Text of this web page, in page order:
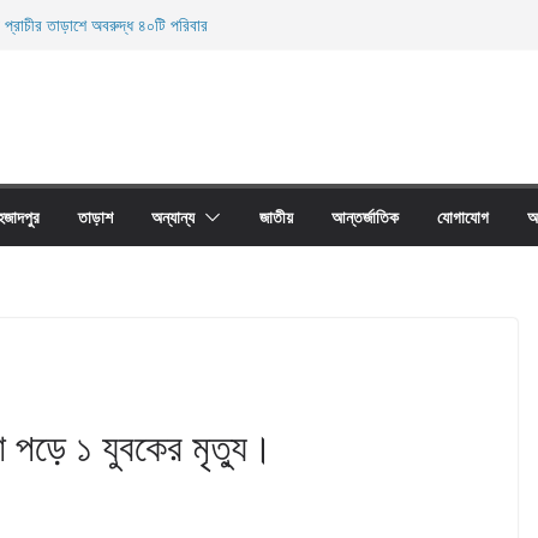
তাড়াশে অবরুদ্ধ ৪০টি পরিবার
তাড়াশ অন্যান্য জাতীয় আন্তর্জাতিক যোগাযোগ
পড়ে ১ যুবকের মৃত্যু।